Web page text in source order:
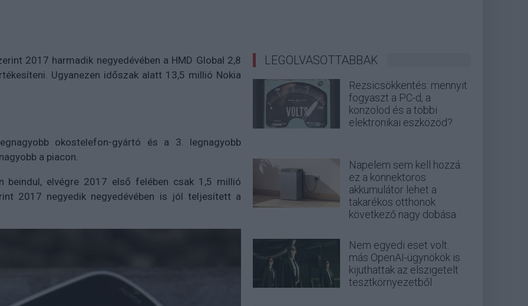
2017 harmadik negyedévében a HMD Global 2,8
Ugyanezen időszak alatt 13,5 millió Nokia
okostelefon-gyártó és a 3. legnagyobb
a piacon.
elvégre 2017 első felében csak 1,5 millió
2017 negyedik negyedévében is jól teljesített a
LEGOLVASOTTABBAK
Rezsicsökkentés: mennyit
fogyaszt a PC-d, a
konzolod és a többi
elektronikai eszközöd?
Napelem sem kell hozzá:
ez a konnektoros
akkumulátor lehet a
takarékos otthonok
következő nagy dobása
Nem egyedi eset volt:
más OpenAI-ügynökök is
kijuthattak az elszigetelt
tesztkörnyezetből